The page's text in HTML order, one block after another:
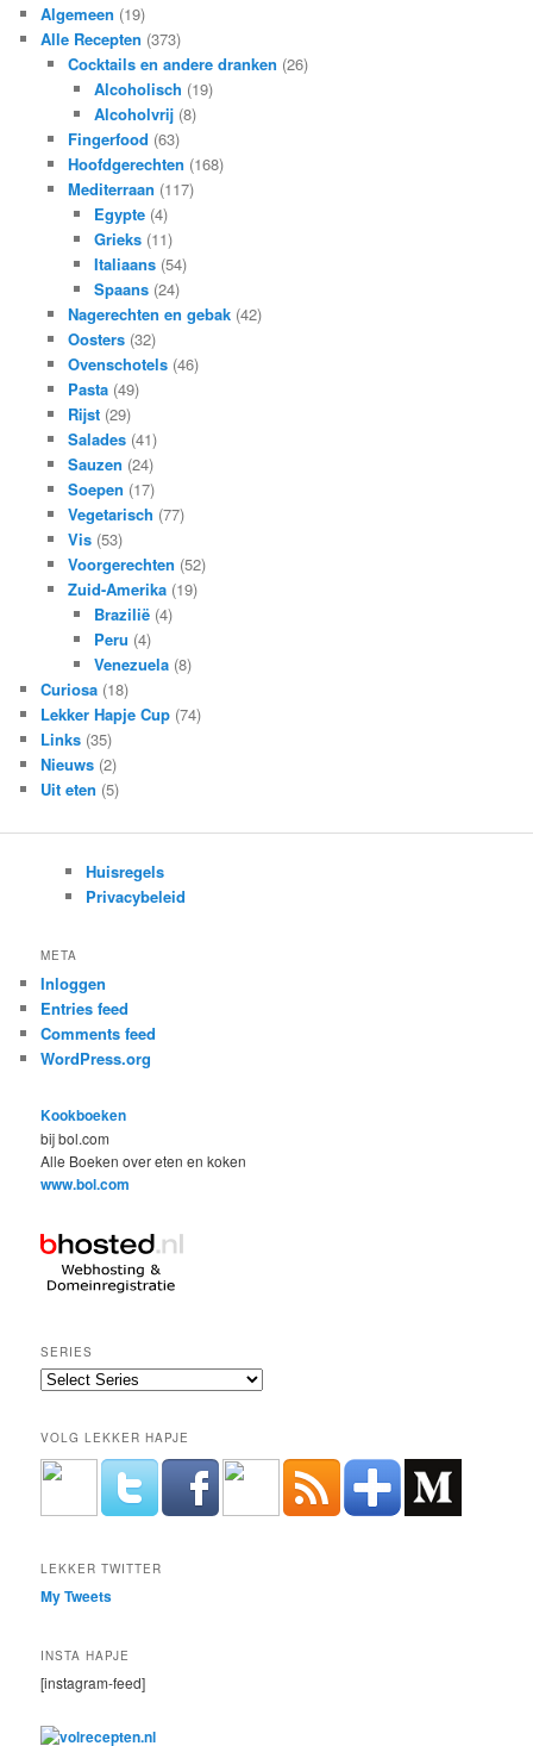
Algemeen (19)
Alle Recepten (373)
Cocktails en andere dranken (26)
Alcoholisch (19)
Alcoholvrij (8)
Fingerfood (63)
Hoofdgerechten (168)
Mediterraan (117)
Egypte (4)
Grieks (11)
Italiaans (54)
Spaans (24)
Nagerechten en gebak(42)
Oosters(32)
Ovenschotels(46)
Pasta(49)
Rijst(29)
Salades(41)
Sauzen (24)
Soepen (17)
Vegetarisch (77)
Vis(53)
Voorgerechten (52)
Zuid-Amerika(19)
Brazilië (4)
Peru (4)
Venezuela (8)
Curiosa (18)
Lekker Hapje Cup (74)
Links (35)
Nieuws (2)
Uit eten (5)
Huisregels
Privacybeleid
META
Inloggen
Entries feed
Comments feed
WordPress.org
Kookboeken
bij bol.com
Alle Boeken over eten en koken
www.bol.com
SERIES
VOLG LEKKER HAPJE
LEKKER TWITTER
My Tweets
INSTA HAPJE
[instagram-feed]